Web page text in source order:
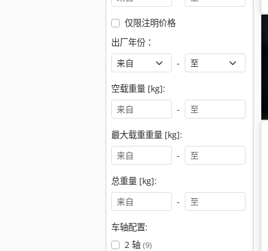
仅限注明价格
出厂年份：
-
空载重量 [kg]:
-
最大载重重量 [kg]:
-
总重量 [kg]:
-
车轴配置:
2 轴 (9)